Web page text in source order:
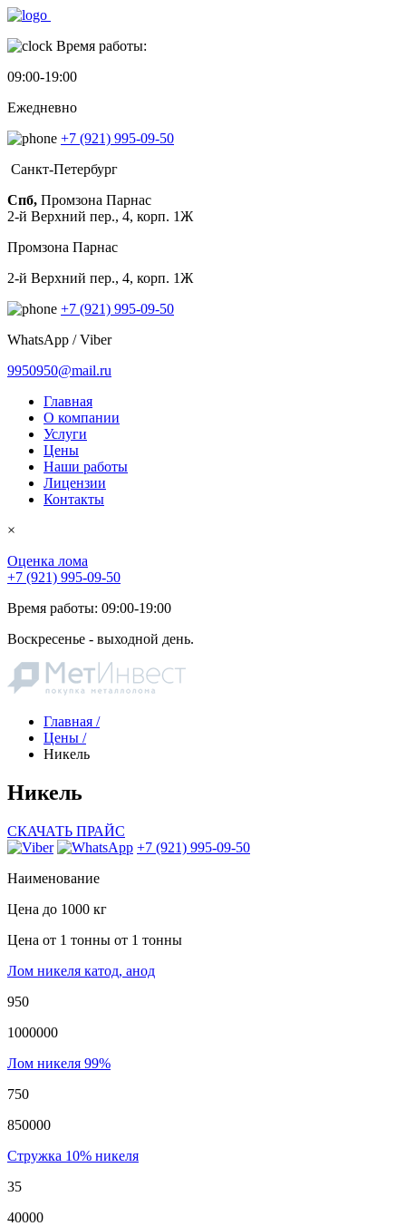
Время работы:
09:00-19:00
Ежедневно
+7 (921) 995-09-50
Санкт-Петербург
Спб, Промзона Парнас
2-й Верхний пер., 4, корп. 1Ж
Промзона Парнас
2-й Верхний пер., 4, корп. 1Ж
+7 (921) 995-09-50
WhatsApp / Viber
9950950@mail.ru
Главная
О компании
Услуги
Цены
Наши работы
Лицензии
Контакты
×
Оценка лома
+7 (921) 995-09-50
Время работы: 09:00-19:00
Воскресенье - выходной день.
Главная /
Цены /
Никель
Никель
СКАЧАТЬ ПРАЙС
+7 (921) 995-09-50
Наименование
Цена до 1000 кг
Цена от 1 тонны от 1 тонны
Лом никеля катод, анод
950
1000000
Лом никеля 99%
750
850000
Стружка 10% никеля
35
40000